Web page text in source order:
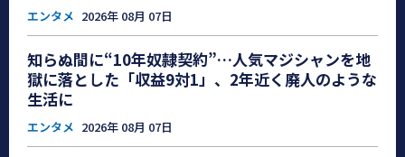
エンタメ 2026年 08月 07日
知らぬ間に“10年奴隷契約”…人気マジシャンを地
獄に落とした「収益9対1」、2年近く廃人のような
生活に
エンタメ 2026年 08月 07日